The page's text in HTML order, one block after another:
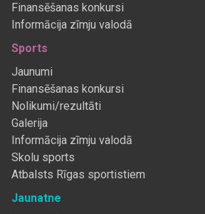
Finansēšanas konkursi
Informācija zīmju valodā
Sports
Jaunumi
Finansēšanas konkursi
Nolikumi/rezultāti
Galerija
Informācija zīmju valodā
Skolu sports
Atbalsts Rīgas sportistiem
Jaunatne